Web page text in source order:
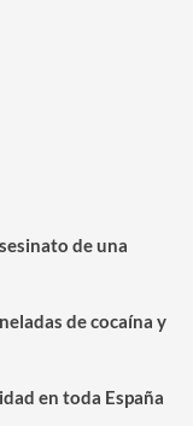
de una
de cocaína y
en toda España